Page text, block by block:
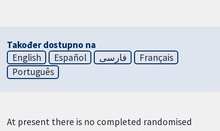
Također dostupno na
English
Español فارسی
Français
Português
At present there is no completed randomised